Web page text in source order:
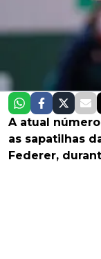
A atual
as sapatilhas
Federer,